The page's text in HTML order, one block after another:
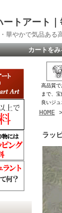
トアート
華やかで気品ある
カートをみ
高品質
まで、
良いジュ
HOME
ラッ